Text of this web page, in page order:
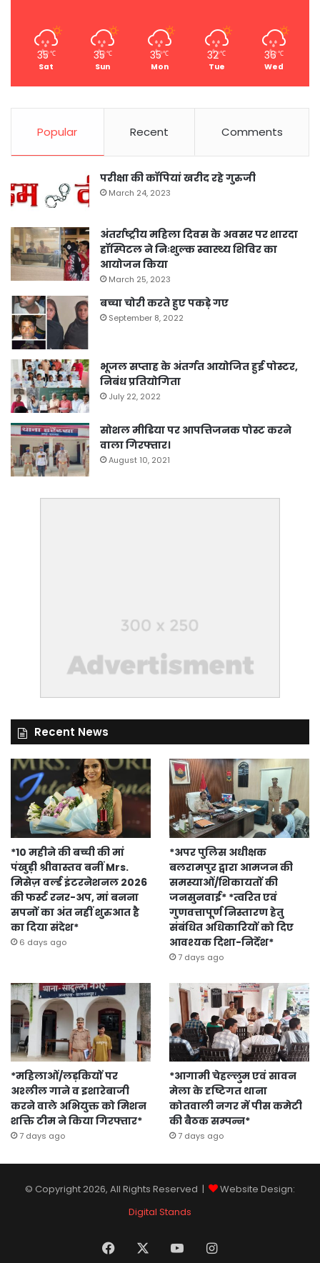
35 ℃
Sat
35 ℃
Sun
35℃
Mon
32℃
Tue
36 ℃
Wed
Popular Recent Comments
परीक्षा की कॉपियां खरीद रहे गुरुजी
March 24, 2023
अंतर्राष्ट्रीय महिला दिवस के अवसर पर शारदा
हॉस्पिटल ने निःशुल्क स्वास्थ्य शिविर का
आयोजन किया
March 25, 2023
बच्चा चोरी करते हुए पकड़े गए
September 8, 2022
भूजल सप्ताह के अंतर्गत आयोजित हुई पोस्टर,
निबंध प्रतियोगिता
July 22, 2022
सोशल मीडिया पर आपत्तिजनक पोस्ट करने
वाला गिरफ्तार।
August 10, 2021
Recent News
*10 महीने की बच्ची की मां
पंखुड़ी श्रीवास्तव बनीं Mrs.
मिसेज़ वर्ल्ड इंटरनेशनल 2026
की फर्स्ट रनर-अप, मां बनना
सपनों का अंत नहीं शुरुआत है
का दिया संदेश*
6 days ago
*अपर पुलिस अधीक्षक
बलरामपुर द्वारा आमजन की
समस्याओं/शिकायतों की
जनसुनवाई* *त्वरित एवं
गुणवत्तापूर्ण निस्तारण हेतु
संबंधित अधिकारियों को दिए
आवश्यक दिशा-निर्देश*
7 days ago
*महिलाओं/लड़कियों पर
अश्लील गाने व इशारेबाजी
करने वाले अभियुक्त को मिशन
शक्ति टीम ने किया गिरफ्तार*
7 days ago
*आगामी चेहल्लुम एवं सावन
मेला के दृष्टिगत थाना
कोतवाली नगर में पीस कमेटी
की बैठक सम्पन्न*
7 days ago
© Copyright 2026, All Rights Reserved |
Website Design:
Digital Stands
Facebook YouTubeInstagram